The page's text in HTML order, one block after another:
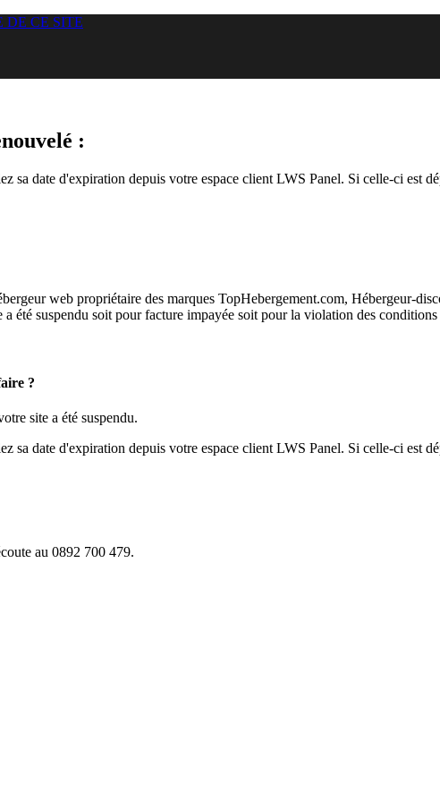
DE CE SITE
:
sa date d'expiration depuis votre espace client LWS Panel. Si celle-ci est
web propriétaire des marques TopHebergement.com, Hébergeur-
a été suspendu soit pour facture impayée soit pour la violation des conditions
?
site a été suspendu.
sa date d'expiration depuis votre espace client LWS Panel. Si celle-ci est
au 0892 700 479.